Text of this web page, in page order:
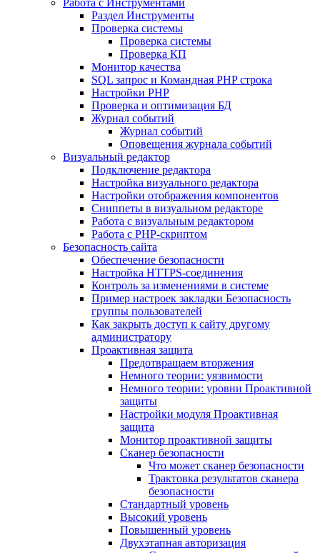
Работа с Инструментами
Раздел Инструменты
Проверка системы
Проверка системы
Проверка КП
Монитор качества
SQL запрос и Командная PHP строка
Настройки PHP
Проверка и оптимизация БД
Журнал событий
Журнал событий
Оповещения журнала событий
Визуальный редактор
Подключение редактора
Настройка визуального редактора
Настройки отображения компонентов
Сниппеты в визуальном редакторе
Работа с визуальным редактором
Работа с PHP-скриптом
Безопасность сайта
Обеспечение безопасности
Настройка HTTPS-соединения
Контроль за изменениями в системе
Пример настроек закладки Безопасность
группы пользователей
Как закрыть доступ к сайту другому
администратору
Проактивная защита
Предотвращаем вторжения
Немного теории: уязвимости
Немного теории: уровни Проактивной
защиты
Настройки модуля Проактивная
защита
Монитор проактивной защиты
Сканер безопасности
Что может сканер безопасности
Трактовка результатов сканера
безопасности
Стандартный уровень
Высокий уровень
Повышенный уровень
Двухэтапная авторизация